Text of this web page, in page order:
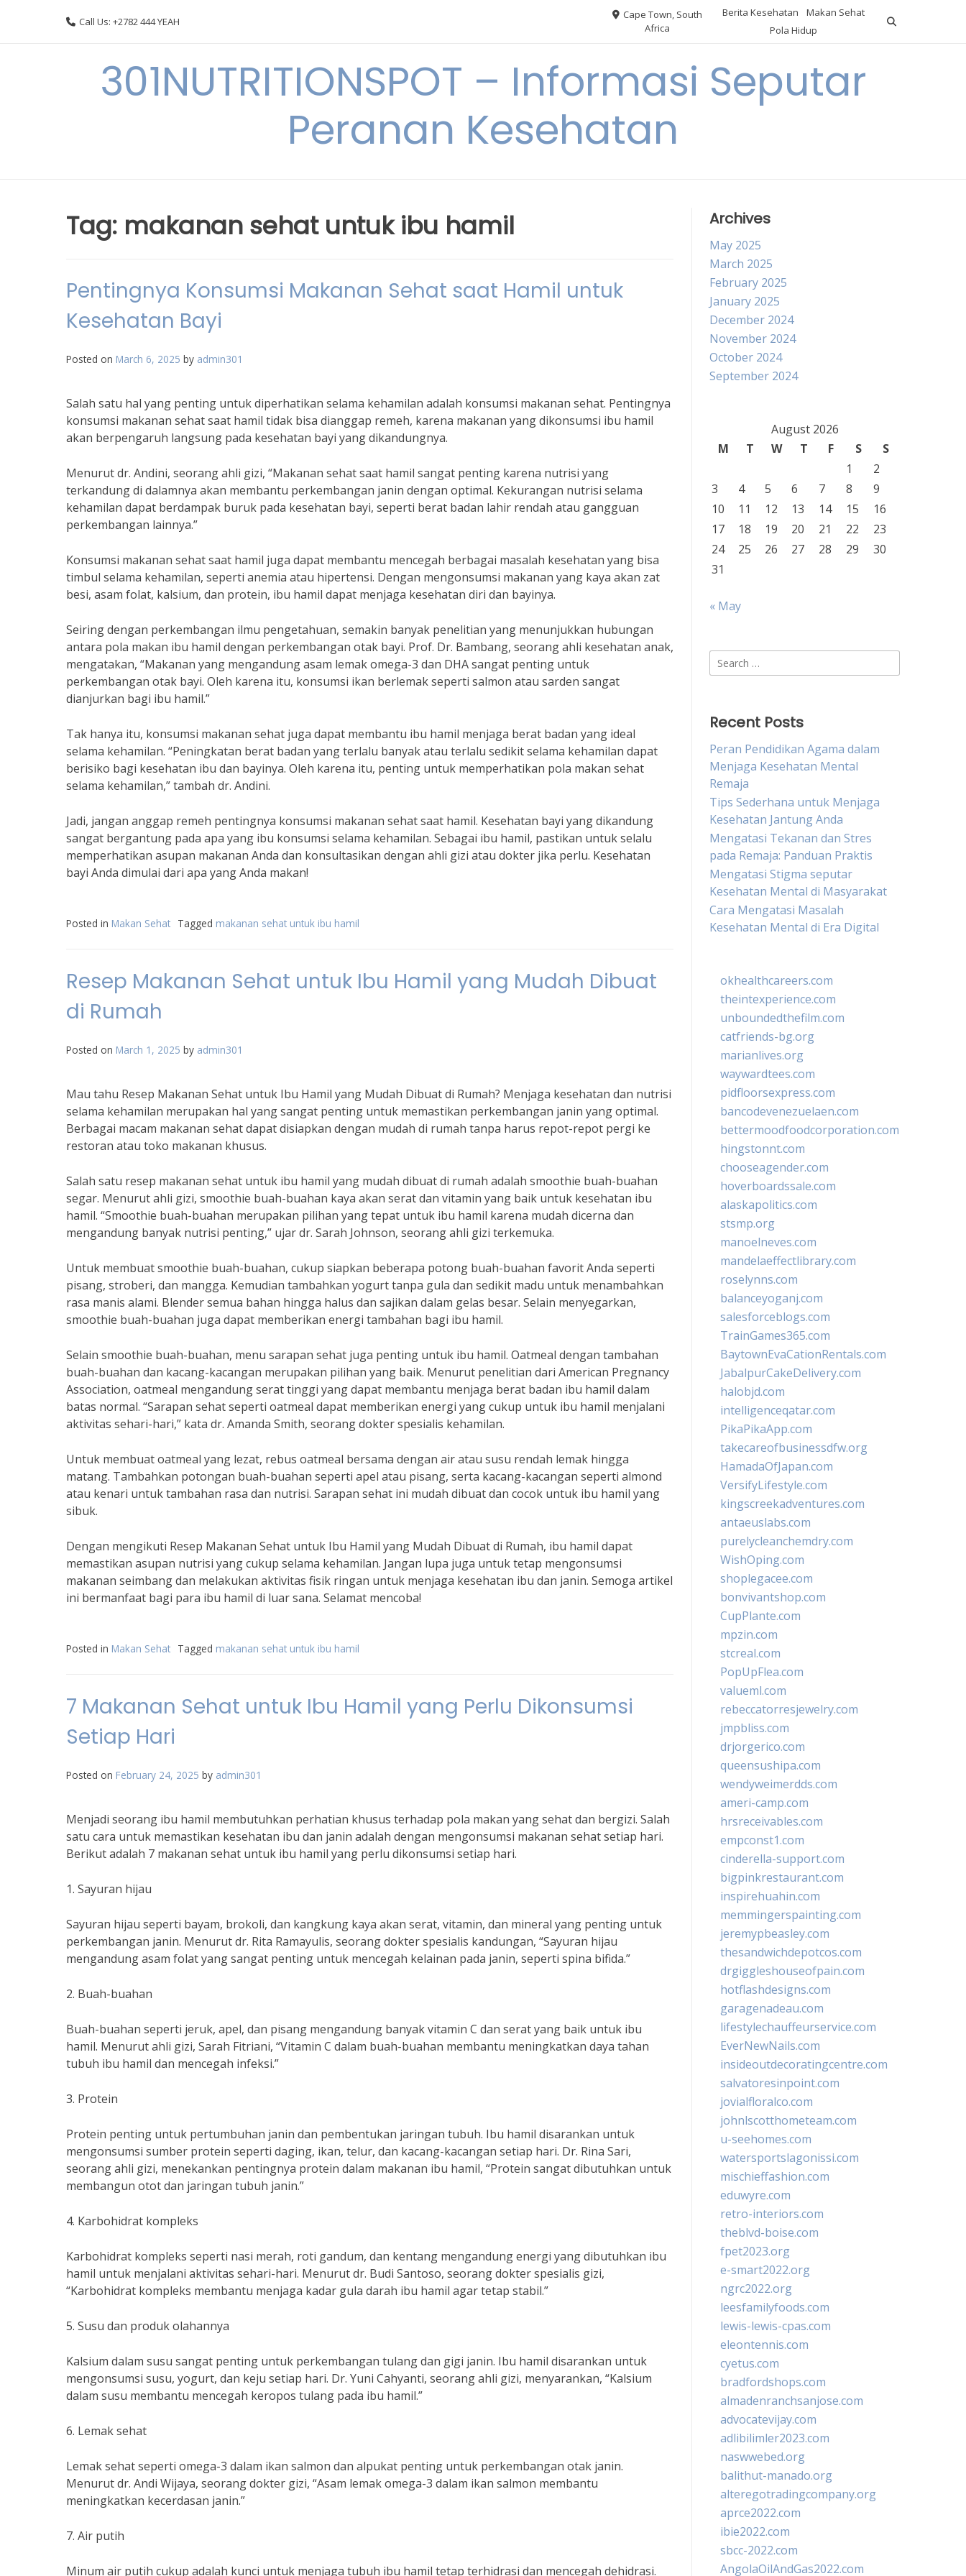
Call Us: +2782 444 YEAH
Cape Town, South
Africa
Berita Kesehatan
Makan Sehat
Pola Hidup
301NUTRITIONSPOT – Informasi Seputar
Peranan Kesehatan
Tag: makanan sehat untuk ibu hamil
Pentingnya Konsumsi Makanan Sehat saat Hamil untuk
Kesehatan Bayi
Posted on March 6, 2025 by admin301
Salah satu hal yang penting untuk diperhatikan selama kehamilan adalah konsumsi makanan sehat. Pentingnya
konsumsi makanan sehat saat hamil tidak bisa dianggap remeh, karena makanan yang dikonsumsi ibu hamil
akan berpengaruh langsung pada kesehatan bayi yang dikandungnya.
Menurut dr. Andini, seorang ahli gizi, “Makanan sehat saat hamil sangat penting karena nutrisi yang
terkandung di dalamnya akan membantu perkembangan janin dengan optimal. Kekurangan nutrisi selama
kehamilan dapat berdampak buruk pada kesehatan bayi, seperti berat badan lahir rendah atau gangguan
perkembangan lainnya.”
Konsumsi makanan sehat saat hamil juga dapat membantu mencegah berbagai masalah kesehatan yang bisa
timbul selama kehamilan, seperti anemia atau hipertensi. Dengan mengonsumsi makanan yang kaya akan zat
besi, asam folat, kalsium, dan protein, ibu hamil dapat menjaga kesehatan diri dan bayinya.
Seiring dengan perkembangan ilmu pengetahuan, semakin banyak penelitian yang menunjukkan hubungan
antara pola makan ibu hamil dengan perkembangan otak bayi. Prof. Dr. Bambang, seorang ahli kesehatan anak,
mengatakan, “Makanan yang mengandung asam lemak omega-3 dan DHA sangat penting untuk
perkembangan otak bayi. Oleh karena itu, konsumsi ikan berlemak seperti salmon atau sarden sangat
dianjurkan bagi ibu hamil.”
Tak hanya itu, konsumsi makanan sehat juga dapat membantu ibu hamil menjaga berat badan yang ideal
selama kehamilan. “Peningkatan berat badan yang terlalu banyak atau terlalu sedikit selama kehamilan dapat
berisiko bagi kesehatan ibu dan bayinya. Oleh karena itu, penting untuk memperhatikan pola makan sehat
selama kehamilan,” tambah dr. Andini.
Jadi, jangan anggap remeh pentingnya konsumsi makanan sehat saat hamil. Kesehatan bayi yang dikandung
sangat bergantung pada apa yang ibu konsumsi selama kehamilan. Sebagai ibu hamil, pastikan untuk selalu
memperhatikan asupan makanan Anda dan konsultasikan dengan ahli gizi atau dokter jika perlu. Kesehatan
bayi Anda dimulai dari apa yang Anda makan!
Posted in Makan Sehat Tagged makanan sehat untuk ibu hamil
Resep Makanan Sehat untuk Ibu Hamil yang Mudah Dibuat
di Rumah
Posted on March 1, 2025 by admin301
Mau tahu Resep Makanan Sehat untuk Ibu Hamil yang Mudah Dibuat di Rumah? Menjaga kesehatan dan nutrisi
selama kehamilan merupakan hal yang sangat penting untuk memastikan perkembangan janin yang optimal.
Berbagai macam makanan sehat dapat disiapkan dengan mudah di rumah tanpa harus repot-repot pergi ke
restoran atau toko makanan khusus.
Salah satu resep makanan sehat untuk ibu hamil yang mudah dibuat di rumah adalah smoothie buah-buahan
segar. Menurut ahli gizi, smoothie buah-buahan kaya akan serat dan vitamin yang baik untuk kesehatan ibu
hamil. “Smoothie buah-buahan merupakan pilihan yang tepat untuk ibu hamil karena mudah dicerna dan
mengandung banyak nutrisi penting,” ujar dr. Sarah Johnson, seorang ahli gizi terkemuka.
Untuk membuat smoothie buah-buahan, cukup siapkan beberapa potong buah-buahan favorit Anda seperti
pisang, stroberi, dan mangga. Kemudian tambahkan yogurt tanpa gula dan sedikit madu untuk menambahkan
rasa manis alami. Blender semua bahan hingga halus dan sajikan dalam gelas besar. Selain menyegarkan,
smoothie buah-buahan juga dapat memberikan energi tambahan bagi ibu hamil.
Selain smoothie buah-buahan, menu sarapan sehat juga penting untuk ibu hamil. Oatmeal dengan tambahan
buah-buahan dan kacang-kacangan merupakan pilihan yang baik. Menurut penelitian dari American Pregnancy
Association, oatmeal mengandung serat tinggi yang dapat membantu menjaga berat badan ibu hamil dalam
batas normal. “Sarapan sehat seperti oatmeal dapat memberikan energi yang cukup untuk ibu hamil menjalani
aktivitas sehari-hari,” kata dr. Amanda Smith, seorang dokter spesialis kehamilan.
Untuk membuat oatmeal yang lezat, rebus oatmeal bersama dengan air atau susu rendah lemak hingga
matang. Tambahkan potongan buah-buahan seperti apel atau pisang, serta kacang-kacangan seperti almond
atau kenari untuk tambahan rasa dan nutrisi. Sarapan sehat ini mudah dibuat dan cocok untuk ibu hamil yang
sibuk.
Dengan mengikuti Resep Makanan Sehat untuk Ibu Hamil yang Mudah Dibuat di Rumah, ibu hamil dapat
memastikan asupan nutrisi yang cukup selama kehamilan. Jangan lupa juga untuk tetap mengonsumsi
makanan seimbang dan melakukan aktivitas fisik ringan untuk menjaga kesehatan ibu dan janin. Semoga artikel
ini bermanfaat bagi para ibu hamil di luar sana. Selamat mencoba!
Posted in Makan Sehat Tagged makanan sehat untuk ibu hamil
7 Makanan Sehat untuk Ibu Hamil yang Perlu Dikonsumsi
Setiap Hari
Posted on February 24, 2025 by admin301
Menjadi seorang ibu hamil membutuhkan perhatian khusus terhadap pola makan yang sehat dan bergizi. Salah
satu cara untuk memastikan kesehatan ibu dan janin adalah dengan mengonsumsi makanan sehat setiap hari.
Berikut adalah 7 makanan sehat untuk ibu hamil yang perlu dikonsumsi setiap hari.
1. Sayuran hijau
Sayuran hijau seperti bayam, brokoli, dan kangkung kaya akan serat, vitamin, dan mineral yang penting untuk
perkembangan janin. Menurut dr. Rita Ramayulis, seorang dokter spesialis kandungan, “Sayuran hijau
mengandung asam folat yang sangat penting untuk mencegah kelainan pada janin, seperti spina bifida.”
2. Buah-buahan
Buah-buahan seperti jeruk, apel, dan pisang mengandung banyak vitamin C dan serat yang baik untuk ibu
hamil. Menurut ahli gizi, Sarah Fitriani, “Vitamin C dalam buah-buahan membantu meningkatkan daya tahan
tubuh ibu hamil dan mencegah infeksi.”
3. Protein
Protein penting untuk pertumbuhan janin dan pembentukan jaringan tubuh. Ibu hamil disarankan untuk
mengonsumsi sumber protein seperti daging, ikan, telur, dan kacang-kacangan setiap hari. Dr. Rina Sari,
seorang ahli gizi, menekankan pentingnya protein dalam makanan ibu hamil, “Protein sangat dibutuhkan untuk
membangun otot dan jaringan tubuh janin.”
4. Karbohidrat kompleks
Karbohidrat kompleks seperti nasi merah, roti gandum, dan kentang mengandung energi yang dibutuhkan ibu
hamil untuk menjalani aktivitas sehari-hari. Menurut dr. Budi Santoso, seorang dokter spesialis gizi,
“Karbohidrat kompleks membantu menjaga kadar gula darah ibu hamil agar tetap stabil.”
5. Susu dan produk olahannya
Kalsium dalam susu sangat penting untuk perkembangan tulang dan gigi janin. Ibu hamil disarankan untuk
mengonsumsi susu, yogurt, dan keju setiap hari. Dr. Yuni Cahyanti, seorang ahli gizi, menyarankan, “Kalsium
dalam susu membantu mencegah keropos tulang pada ibu hamil.”
6. Lemak sehat
Lemak sehat seperti omega-3 dalam ikan salmon dan alpukat penting untuk perkembangan otak janin.
Menurut dr. Andi Wijaya, seorang dokter gizi, “Asam lemak omega-3 dalam ikan salmon membantu
meningkatkan kecerdasan janin.”
7. Air putih
Minum air putih cukup adalah kunci untuk menjaga tubuh ibu hamil tetap terhidrasi dan mencegah dehidrasi.
Archives
May 2025
March 2025
February 2025
January 2025
December 2024
November 2024
October 2024
September 2024
August 2026
M
T W T F S
S
1
2
3
4 5 6 7 8
9
10
11 12 13 14 15
16
17
18 19 20 21 22
23
24
25 26 27 28 29
30
31
« May
Search
for:
Recent Posts
Peran Pendidikan Agama dalam
Menjaga Kesehatan Mental
Remaja
Tips Sederhana untuk Menjaga
Kesehatan Jantung Anda
Mengatasi Tekanan dan Stres
pada Remaja: Panduan Praktis
Mengatasi Stigma seputar
Kesehatan Mental di Masyarakat
Cara Mengatasi Masalah
Kesehatan Mental di Era Digital
okhealthcareers.com
theintexperience.com
unboundedthefilm.com
catfriends-bg.org
marianlives.org
waywardtees.com
pidfloorsexpress.com
bancodevenezuelaen.com
bettermoodfoodcorporation.com
hingstonnt.com
chooseagender.com
hoverboardssale.com
alaskapolitics.com
stsmp.org
manoelneves.com
mandelaeffectlibrary.com
roselynns.com
balanceyoganj.com
salesforceblogs.com
TrainGames365.com
BaytownEvaCationRentals.com
JabalpurCakeDelivery.com
halobjd.com
intelligenceqatar.com
PikaPikaApp.com
takecareofbusinessdfw.org
HamadaOfJapan.com
VersifyLifestyle.com
kingscreekadventures.com
antaeuslabs.com
purelycleanchemdry.com
WishOping.com
shoplegacee.com
bonvivantshop.com
CupPlante.com
mpzin.com
stcreal.com
PopUpFlea.com
valueml.com
rebeccatorresjewelry.com
jmpbliss.com
drjorgerico.com
queensushipa.com
wendyweimerdds.com
ameri-camp.com
hrsreceivables.com
empconst1.com
cinderella-support.com
bigpinkrestaurant.com
inspirehuahin.com
memmingerspainting.com
jeremypbeasley.com
thesandwichdepotcos.com
drgiggleshouseofpain.com
hotflashdesigns.com
garagenadeau.com
lifestylechauffeurservice.com
EverNewNails.com
insideoutdecoratingcentre.com
salvatoresinpoint.com
jovialfloralco.com
johnlscotthometeam.com
u-seehomes.com
watersportslagonissi.com
mischieffashion.com
eduwyre.com
retro-interiors.com
theblvd-boise.com
fpet2023.org
e-smart2022.org
ngrc2022.org
leesfamilyfoods.com
lewis-lewis-cpas.com
eleontennis.com
cyetus.com
bradfordshops.com
almadenranchsanjose.com
advocatevijay.com
adlibilimler2023.com
naswwebed.org
balithut-manado.org
alteregotradingcompany.org
aprce2022.com
ibie2022.com
sbcc-2022.com
AngolaOilAndGas2022.com